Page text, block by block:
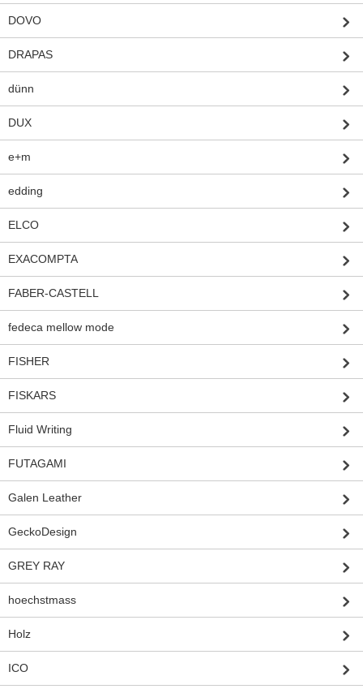
DOVO
DRAPAS
dünn
DUX
e+m
edding
ELCO
EXACOMPTA
FABER-CASTELL
fedeca mellow mode
FISHER
FISKARS
Fluid Writing
FUTAGAMI
Galen Leather
GeckoDesign
GREY RAY
hoechstmass
Holz
ICO